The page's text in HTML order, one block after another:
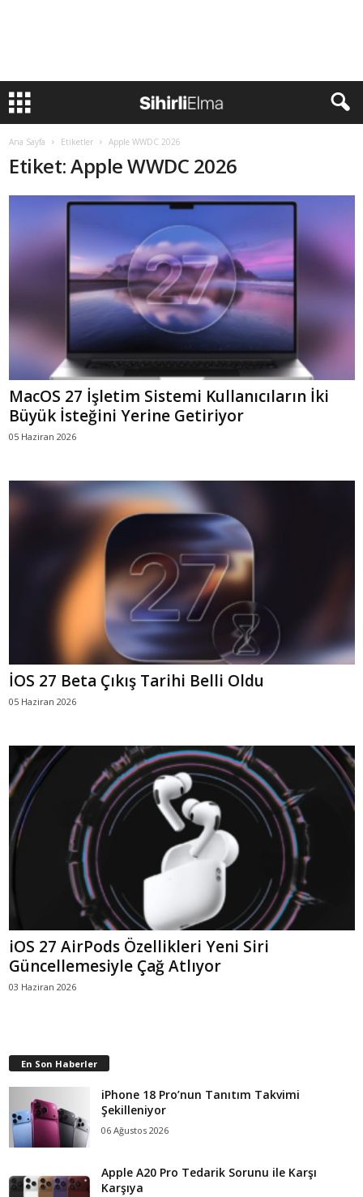
Ana Sayfa Etiketler Apple WWDC 2026
Etiket: Apple WWDC 2026
MacOS 27 İşletim Sistemi Kullanıcıların İki
Büyük İsteğini Yerine Getiriyor
05 Haziran 2026
İOS 27 Beta Çıkış Tarihi Belli Oldu
05 Haziran 2026
iOS 27 AirPods Özellikleri Yeni Siri
Güncellemesiyle Çağ Atlıyor
03 Haziran 2026
En Son Haberler
iPhone 18 Pro’nun Tanıtım Takvimi
Şekilleniyor
06 Ağustos 2026
Apple A20 Pro Tedarik Sorunu ile Karşı
Karşıya